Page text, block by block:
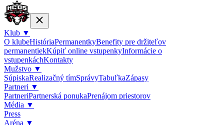
Klub ▼
O klubeHistóriaPermanentkyBenefity pre držiteľov
permanentiekKúpiť online vstupenkyInformácie o
vstupenkáchKontakty
Mužstvo ▼
SúpiskaRealizačný tímSprávyTabuľkaZápasy
Partneri ▼
PartneriPartnerská ponukaPrenájom priestorov
Média ▼
Press
Aréna ▼